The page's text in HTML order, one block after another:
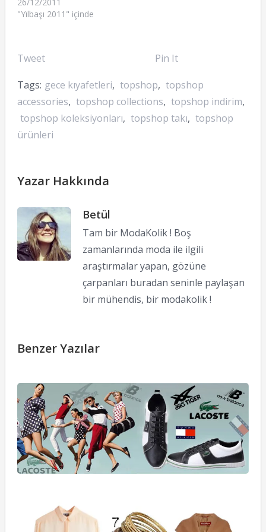
"Yılbaşı 2011" içinde
Tweet Pin It
Tags: gece kıyafetleri, topshop, topshop
accessories, topshop collections, topshop indirim,
topshop koleksiyonları, topshop takı, topshop
ürünleri
Yazar Hakkında
Betül
Tam bir ModaKolik ! Boş
zamanlarında moda ile ilgili
araştırmalar yapan, gözüne
çarpanları buradan seninle paylaşan
bir mühendis, bir modakolik !
Benzer Yazılar